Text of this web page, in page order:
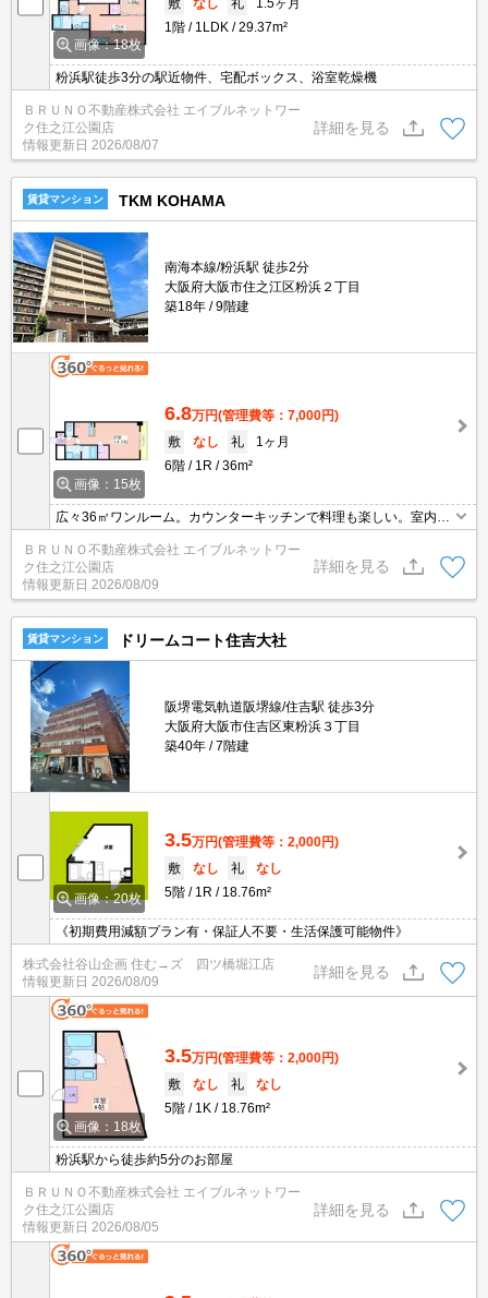
画像：18枚
敷
なし 礼
1.5ヶ月
1階
1LDK 29.37m²
粉浜駅徒歩3分の駅近物件、宅配ボックス、浴室乾燥機
ＢＲＵＮＯ不動産株式会社 エイブルネットワー
ク住之江公園店
情報更新日 2026/08/07
詳細を見る
賃貸マンション TKM KOHAMA
南海本線/粉浜駅 徒歩2分
大阪府大阪市住之江区粉浜２丁目
築18年
9階建
画像：15枚
6.8万円(管理費等：7,000円)
敷
なし 礼
1ヶ月
6階
1R 36m²
広々36㎡ワンルーム。カウンターキッチンで料理も楽しい。室内洗
濯機置場など便利な設備が魅力。
ＢＲＵＮＯ不動産株式会社 エイブルネットワー
ク住之江公園店
情報更新日 2026/08/09
詳細を見る
賃貸マンション ドリームコート住吉大社
阪堺電気軌道阪堺線/住吉駅 徒歩3分
大阪府大阪市住吉区東粉浜３丁目
築40年
7階建
画像：20枚
3.5万円(管理費等：2,000円)
敷
なし 礼
なし
5階
1R 18.76m²
《初期費用減額プラン有・保証人不要・生活保護可能物件》
株式会社谷山企画 住む→ズ 四ツ橋堀江店
情報更新日 2026/08/09
詳細を見る
画像：18枚
3.5万円(管理費等：2,000円)
敷
なし 礼
なし
5階
1K 18.76m²
粉浜駅から徒歩約5分のお部屋
ＢＲＵＮＯ不動産株式会社 エイブルネットワー
ク住之江公園店
情報更新日 2026/08/05
詳細を見る